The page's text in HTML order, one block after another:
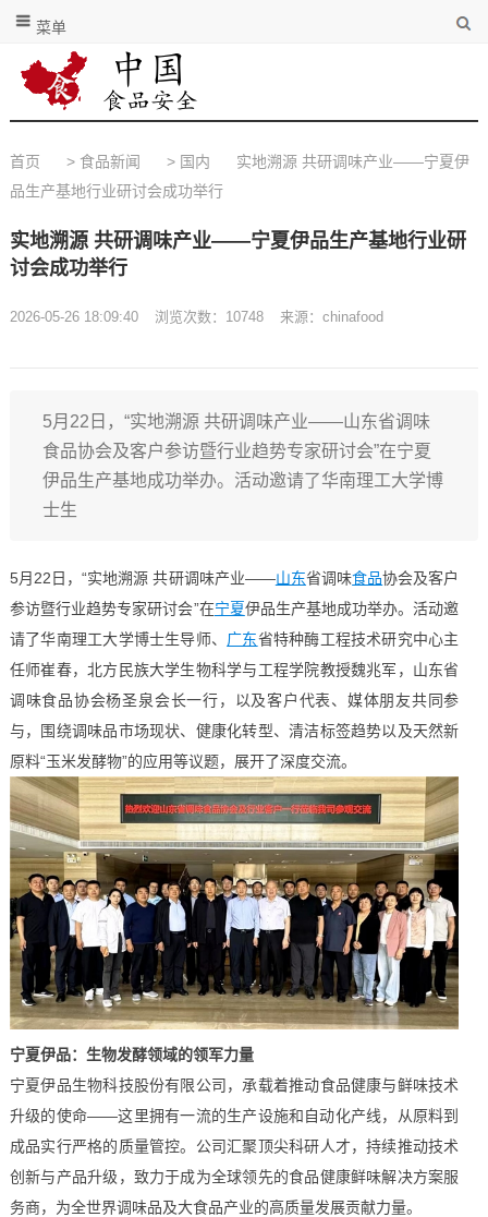
菜单
首页 > 食品新闻 > 国内
实地溯源 共研调味产业——宁夏伊
品生产基地行业研讨会成功举行
实地溯源 共研调味产业——宁夏伊品生产基地行业研
讨会成功举行
2026-05-26 18:09:40 浏览次数： 10748 来源：chinafood
5月22日，“实地溯源 共研调味产业——山东省调味
食品协会及客户参访暨行业趋势专家研讨会”在宁夏
伊品生产基地成功举办。活动邀请了华南理工大学博
士生
5月22日，“实地溯源 共研调味产业——山东省调味食品协会及客户
参访暨行业趋势专家研讨会”在宁夏伊品生产基地成功举办。活动邀
请了华南理工大学博士生导师、 广东省特种酶工程技术研究中心主
任师崔春，北方民族大学生物科学与工程学院教授魏兆军，山东省
调味食品协会杨圣泉会长一行，以及客户代表、媒体朋友共同参
与，围绕调味品市场现状、健康化转型、清洁标签趋势以及天然新
原料“玉米发酵物”的应用等议题，展开了深度交流。
宁夏伊品： 生物发酵领域的领军力量
宁夏伊品生物科技股份有限公司，承载着推动食品健康与鲜味技术
升级的使命——这里拥有一流的生产设施和自动化产线，从原料到
成品实行严格的质量管控。公司汇聚顶尖科研人才，持续推动技术
创新与产品升级，致力于成为全球领先的食品健康鲜味解决方案服
务商，为全世界调味品及大食品产业的高质量发展贡献力量。